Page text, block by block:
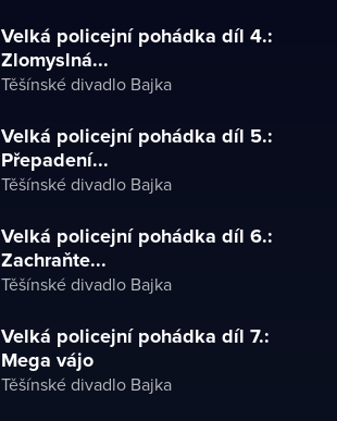
Velká policejní pohádka díl 4.:
Zlomyslná...
Těšínské divadlo Bajka
Velká policejní pohádka díl 5.:
Přepadení...
Těšínské divadlo Bajka
Velká policejní pohádka díl 6.:
Zachraňte...
Těšínské divadlo Bajka
Velká policejní pohádka díl 7.:
Mega vájo
Těšínské divadlo Bajka